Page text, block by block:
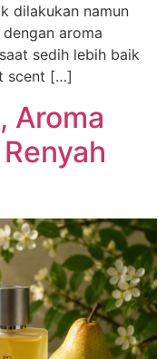
dilakukan namun
aroma
sedih lebih baik
scent […]
Aroma